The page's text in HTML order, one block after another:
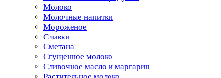
Молоко
Молочные напитки
Мороженое
Сливки
Сметана
Сгущенное молоко
Сливочное масло и маргарин